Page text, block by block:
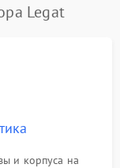
Legat
и корпуса на